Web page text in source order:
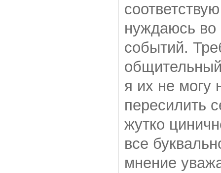
нуждаюсь
событий.
я их не могу
пересилить
жутко
все
мнение